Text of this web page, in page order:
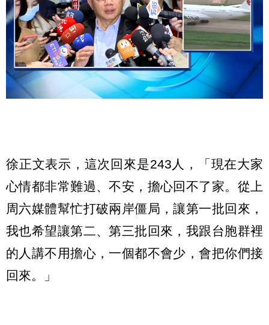
徐正文表示，這次回來是243人，「現在大家
心情都非常難過、不安，擔心回不了家。從上
周六媒體幫忙打破兩岸僵局，讓第一批回來，
我也希望讓第二、第三批回來，我跟台胞群裡
的人講不用擔心，一個都不會少，會把你們接
回來。」